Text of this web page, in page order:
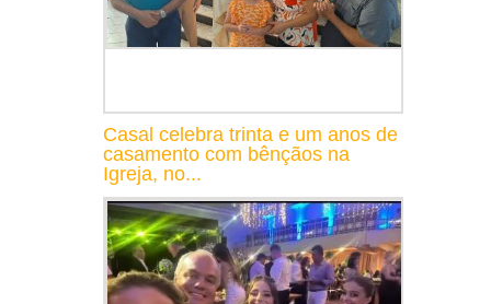
Casal celebra trinta e um anos de
casamento com bênçãos na
Igreja, no...